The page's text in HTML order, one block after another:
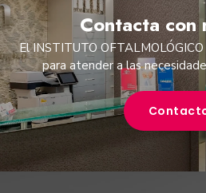
Contacta con
El INSTITUTO
para atender a las